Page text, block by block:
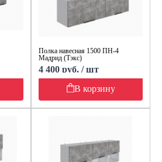
Полка навесная 1500 ПН-4
Мадрид (Тэкс)
4 400 руб. / шт
В корзину